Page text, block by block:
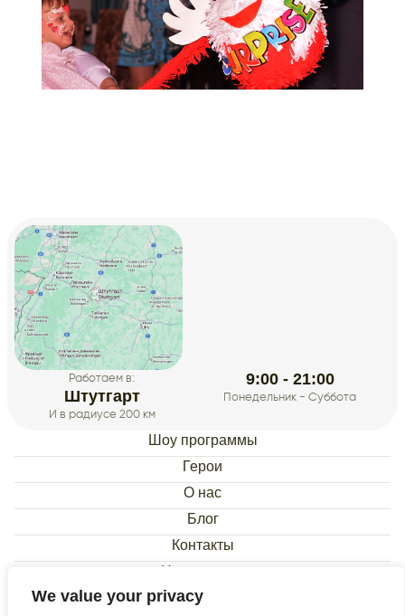
We value your privacy
Шоу программы
Герои
О нас
Блог
Контакты
Наши видео
Datenschutzerklärung
Работаем в:
Штутгарт
И в радиусе 200 км
9:00 - 21:00
Понедельник - Суббота